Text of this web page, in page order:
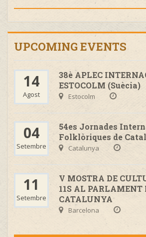
UPCOMING EVENTS
14
Agost
38è APLEC
ESTOCOLM (Suècia)
Estocolm
04
Setembre
54es Jornades
Folklòriques de
Catalunya
11
Setembre
V MOSTRA DE
11S AL PARLAMENT
CATALUNYA
Barcelona